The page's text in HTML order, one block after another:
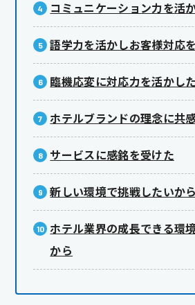
コミュニケーション力を活
語学力を活かしお客様対応
臨機応変に対応力を活かし
ホテルブランドの理念に共
サービスに感銘を受けた
新しい環境で挑戦したいから
ホテル業界の成長できる環
から